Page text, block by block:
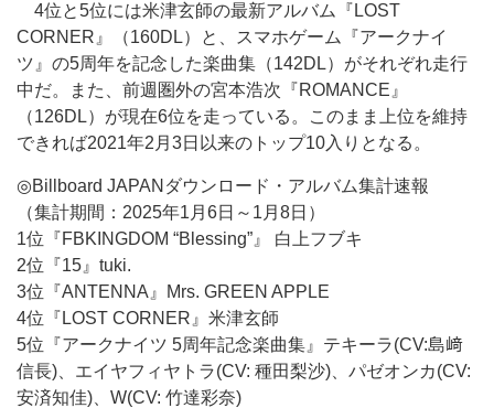
4位と5位には米津玄師の最新アルバム『LOST
CORNER』（160DL）と、スマホゲーム『アークナイ
ツ』の5周年を記念した楽曲集（142DL）がそれぞれ走行
中だ。また、前週圏外の宮本浩次『ROMANCE』
（126DL）が現在6位を走っている。このまま上位を維持
できれば2021年2月3日以来のトップ10入りとなる。
◎Billboard JAPANダウンロード・アルバム集計速報
（集計期間：2025年1月6日～1月8日）
1位『FBKINGDOM “Blessing”』 白上フブキ
2位『15』tuki.
3位『ANTENNA』Mrs. GREEN APPLE
4位『LOST CORNER』米津玄師
5位『アークナイツ 5周年記念楽曲集』テキーラ(CV:島﨑
信長)、エイヤフィヤトラ(CV: 種田梨沙)、パゼオンカ(CV:
安済知佳)、W(CV: 竹達彩奈)